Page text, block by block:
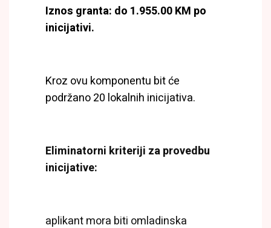
Iznos granta: do 1.955.00 KM po
inicijativi.
Kroz ovu komponentu bit će
podržano 20 lokalnih inicijativa.
Eliminatorni kriteriji za provedbu
inicijative:
aplikant mora biti omladinska